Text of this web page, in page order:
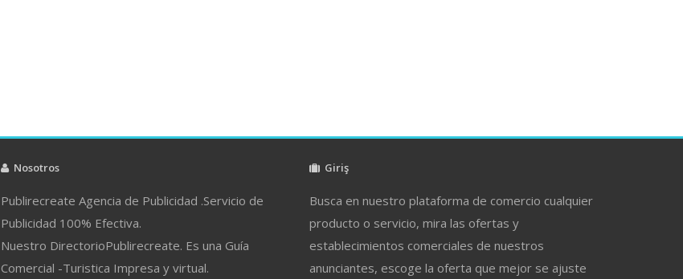
Nosotros
Publirecreate Agencia de Publicidad .Servicio de
Publicidad 100% Efectiva.
Nuestro DirectorioPublirecreate. Es una Guía
Comercial -Turistica Impresa y virtual.
Giriş
Busca en nuestro plataforma de comercio cualquier
producto o servicio, mira las ofertas y
establecimientos comerciales de nuestros
anunciantes, escoge la oferta que mejor se ajuste